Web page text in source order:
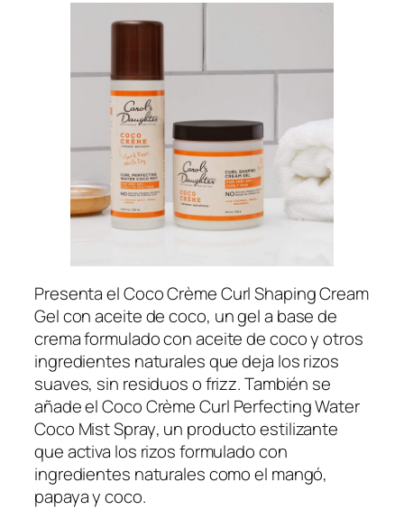
Presenta elCoco Crème Curl Shaping Cream
Gelcon aceite de coco, un gel a base de
crema formulado con aceite de coco y otros
ingredientes naturales que deja los rizos
suaves, sin residuos o frizz. También se
añade elCoco Crème Curl Perfecting Water
Coco Mist Spray, un producto estilizante
que activa los rizos formulado con
ingredientes naturales como el mangó,
papaya y coco.